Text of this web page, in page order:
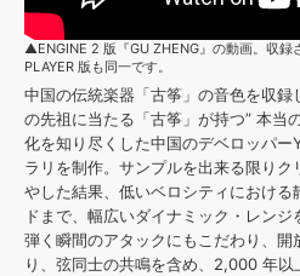
▲ENGINE 2 版『GU ZHENG』の動画。収録
PLAYER 版も同一です。
中国の伝統楽器「古筝」の音色を収録
の先祖に当たる「古筝」が持つ” 本当
化を知り尽くした中国のデベロッパ
ラリを制作。サンプルを出来る限り
やした結果、低いベロシティにおけ
ドまで、幅広いダイナミック・レン
弾く瞬間のアタックにもこだわり、
り、弦同士の共鳴を含め、2,000 年